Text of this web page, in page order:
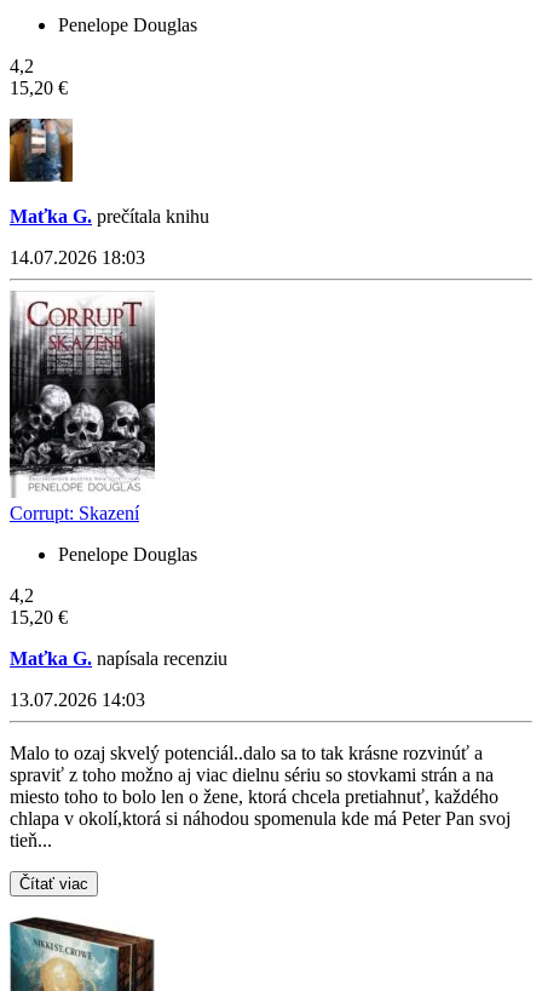
Penelope Douglas
4,2
15,20 €
Maťka G. prečítala knihu
14.07.2026 18:03
Corrupt: Skazení
Penelope Douglas
4,2
15,20 €
Maťka G. napísala recenziu
13.07.2026 14:03
Malo to ozaj skvelý potenciál..dalo sa to tak krásne rozvinúť a
spraviť z toho možno aj viac dielnu sériu so stovkami strán a na
miesto toho to bolo len o žene, ktorá chcela pretiahnuť, každého
chlapa v okolí,ktorá si náhodou spomenula kde má Peter Pan svoj
tieň...
Čítať viac